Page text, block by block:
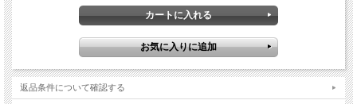
返品条件について確認する